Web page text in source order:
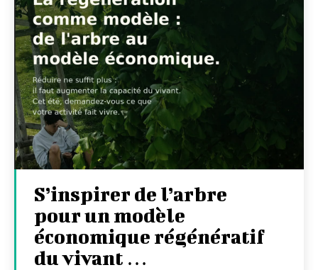
S’inspirer de l’arbre
pour un modèle
économique régénératif
du vivant …